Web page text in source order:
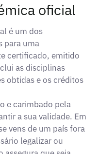
oficial
é um dos
para uma
certificado, emitido
as disciplinas
obtidas e os créditos
e carimbado pela
a sua validade. Em
vens de um país fora
legalizar ou